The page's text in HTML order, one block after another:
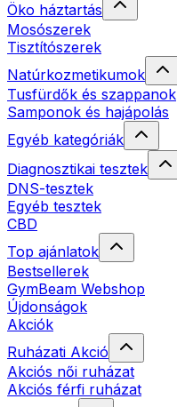
Öko háztartás
Mosószerek
Tisztítószerek
Natúrkozmetikumok
Tusfürdők és szappanok
Samponok és hajápolás
Egyéb kategóriák
Diagnosztikai tesztek
DNS-tesztek
Egyéb tesztek
CBD
Top ajánlatok
Bestsellerek
GymBeam Webshop
Újdonságok
Akciók
Ruházati Akció
Akciós női ruházat
Akciós férfi ruházat